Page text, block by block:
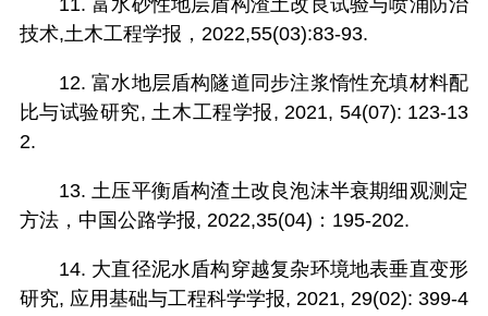
11. 富水砂性地层盾构渣土改良试验与喷涌防治
技术,土木工程学报，2022,55(03):83-93.
12. 富水地层盾构隧道同步注浆惰性充填材料配
比与试验研究, 土木工程学报, 2021, 54(07): 123-13
2.
13. 土压平衡盾构渣土改良泡沫半衰期细观测定
方法，中国公路学报, 2022,35(04)：195-202.
14. 大直径泥水盾构穿越复杂环境地表垂直变形
研究, 应用基础与工程科学学报, 2021, 29(02): 399-4